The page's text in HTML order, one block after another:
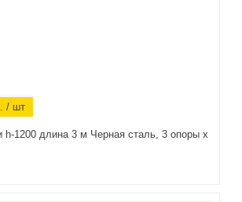
/ шт
h-1200 длина 3 м Черная сталь, 3 опоры х